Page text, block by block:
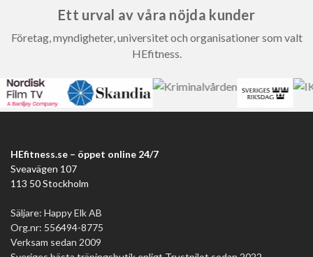
Ett urval av våra nöjda kunder
Företag, myndigheter, universitet och organisationer som valt
HEfitness.
HEfitness.se – öppet online 24/7
Sveavägen 107
113 50 Stockholm
Säljare: Happy Elk AB
Org.nr: 556494-8775
Verksam sedan 2009